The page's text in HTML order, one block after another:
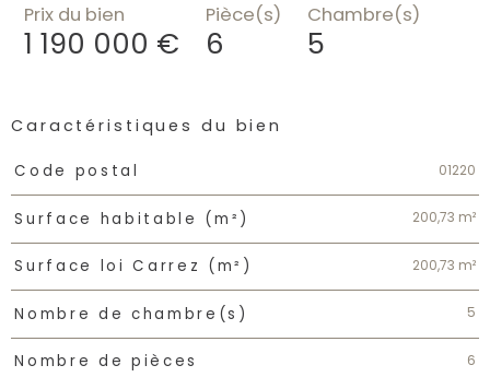
Prix du bien
1 190 000 €
Pièce(s)
6
Chambre(s)
5
Caractéristiques du bien
Caractéristiques Valeurs
Code postal 01220
Surface habitable (m²) 200,73 m²
Surface loi Carrez (m²) 200,73 m²
Nombre de chambre(s) 5
Nombre de pièces 6